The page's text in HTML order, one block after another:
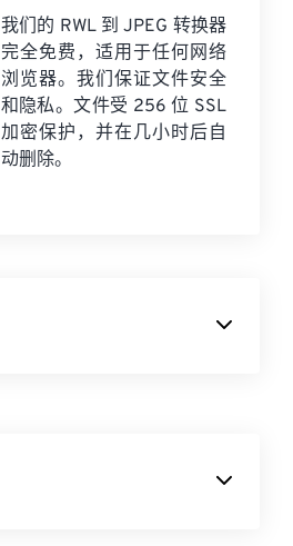
我们的 RWL 到 JPEG 转换器
完全免费，适用于任何网络
浏览器。我们保证文件安全
和隐私。文件受 256 位 SSL
加密保护，并在几小时后自
动删除。